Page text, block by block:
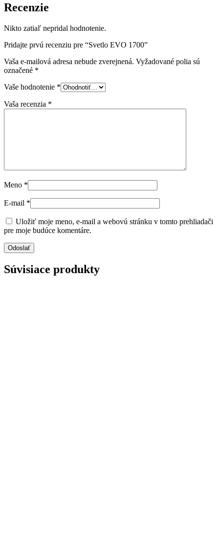
Recenzie
Nikto zatiaľ nepridal hodnotenie.
Pridajte prvú recenziu pre “Svetlo EVO 1700”
Vaša e-mailová adresa nebude zverejnená. Vyžadované polia sú
označené *
Vaše hodnotenie *
Vaša recenzia *
Meno *
E-mail *
Uložiť moje meno, e-mail a webovú stránku v tomto prehliadači
pre moje budúce komentáre.
Súvisiace produkty